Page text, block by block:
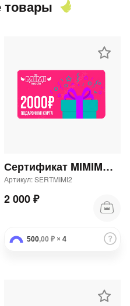
товары
Сертификат MIMIMODA 2000 р.
Артикул: SERTMIMI2
2 000 ₽
500,00 ₽ × 4